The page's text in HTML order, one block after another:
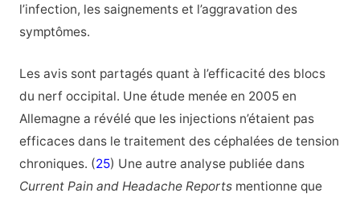
l’infection, les saignements et l’aggravation des
symptômes.
Les avis sont partagés quant à l’efficacité des blocs
du nerf occipital. Une étude menée en 2005 en
Allemagne a révélé que les injections n’étaient pas
efficaces dans le traitement des céphalées de tension
chroniques. (25) Une autre analyse publiée dans
Current Pain and Headache Reportsmentionne que